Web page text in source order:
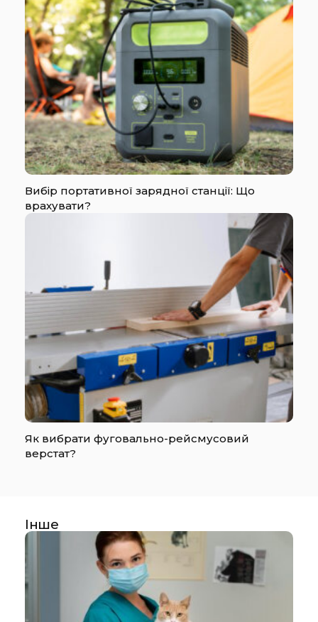
Вибір портативної зарядної станції: Що
врахувати?
Як вибрати фуговально-рейсмусовий
верстат?
Інше